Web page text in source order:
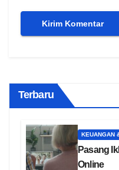
Terbaru
KEUANGAN
Pasang
Online